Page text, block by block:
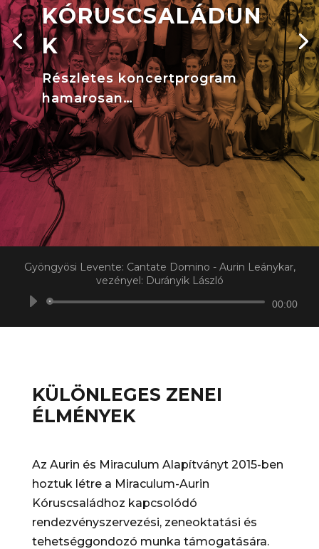
KÓRUSCSALÁDUN
K
Részletes koncertprogram
hamarosan…
Gyöngyösi Levente: Cantate Domino - Aurin Leánykar,
vezényel: Durányik László
Audió
00:00
KÜLÖNLEGES ZENEI
ÉLMÉNYEK
Az Aurin és Miraculum Alapítványt 2015-ben
hoztuk létre a Miraculum-Aurin
Kóruscsaládhoz kapcsolódó
rendezvényszervezési, zeneoktatási és
tehetséggondozó munka támogatására.